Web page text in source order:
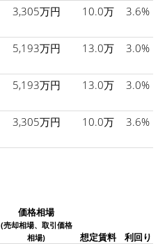
3,305万円 10.0万 3.6%
5,193万円 13.0万 3.0%
5,193万円 13.0万 3.0%
3,305万円 10.0万 3.6%
価格相場
(売却相場、取引価格
相場)
想定賃料 利回り